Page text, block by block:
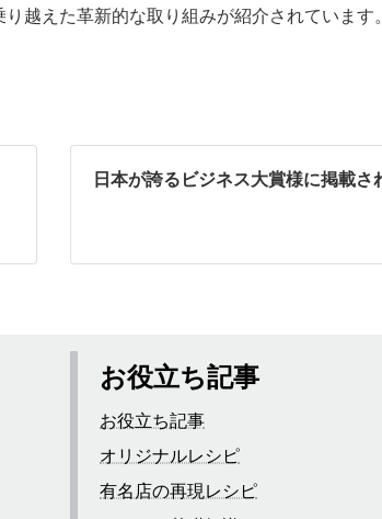
越えた革新的な取り組みが紹介されています。
日本が誇るビジネス大賞様に掲載さ
お役立ち記事
お役立ち記事
オリジナルレシピ
有名店の再現レシピ